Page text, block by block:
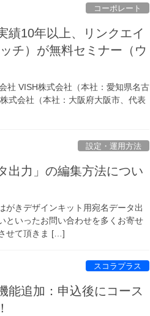
コーポレート
績10年以上、リンクエイ
チ）が無料セミナー（ウ
社 VISH株式会社（本社：愛知県名古
式会社（本社：大阪府大阪市、代表
設定・運用方法
出力」の編集方法につい
きデザインキット用宛名データ出
といったお問い合わせを多くお寄せ
せて頂きま […]
スコラプラス
能追加：申込後にコース